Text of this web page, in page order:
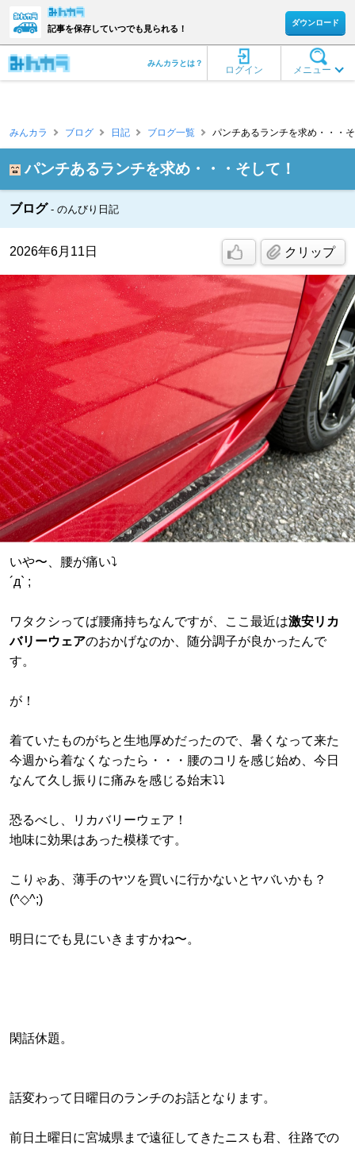
記事を保存していつでも見られる！
ダウンロード
メニュー
ログイン
みんカラとは？
みんカラ ブログ 日記 ブログ一覧 パンチあるランチを求め・・・
パンチあるランチを求め・・・そして！
ブログ のんびり日記
2026年6月11日 クリップ
いや〜、腰が痛い⤵︎
´д` ;
ワタクシってば腰痛持ちなんですが、ここ最近は激安リカ
バリーウェアのおかげなのか、随分調子が良かったんで
す。
が！
着ていたものがちと生地厚めだったので、暑くなって来た
今週から着なくなったら・・・腰のコリを感じ始め、今日
なんて久し振りに痛みを感じる始末⤵︎⤵︎
恐るべし、リカバリーウェア！
地味に効果はあった模様です。
こりゃあ、薄手のヤツを買いに行かないとヤバいかも？
(^◇^;)
明日にでも見にいきますかね〜。
閑話休題。
話変わって日曜日のランチのお話となります。
前日土曜日に宮城県まで遠征してきたニスも君、往路での